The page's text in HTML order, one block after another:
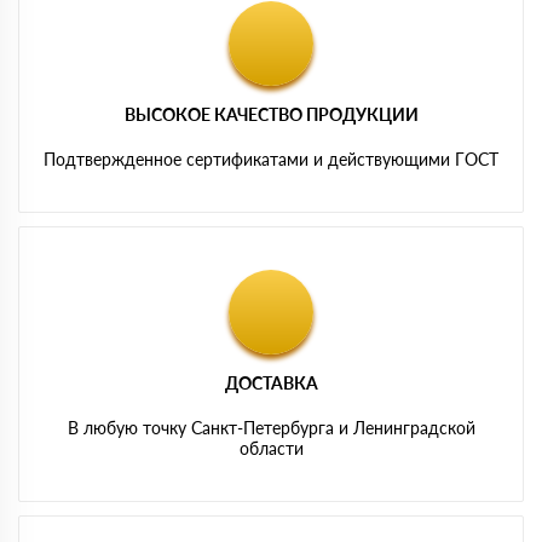
ВЫСОКОЕ КАЧЕСТВО ПРОДУКЦИИ
Подтвержденное сертификатами и действующими ГОСТ
ДОСТАВКА
В любую точку Санкт-Петербурга и Ленинградской
области